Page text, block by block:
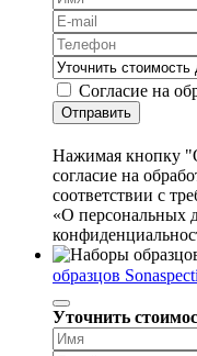
Согласие на
Отправить
Нажимая кнопку
согласие на
соответствии с
«О персональных
образцов
Уточнить